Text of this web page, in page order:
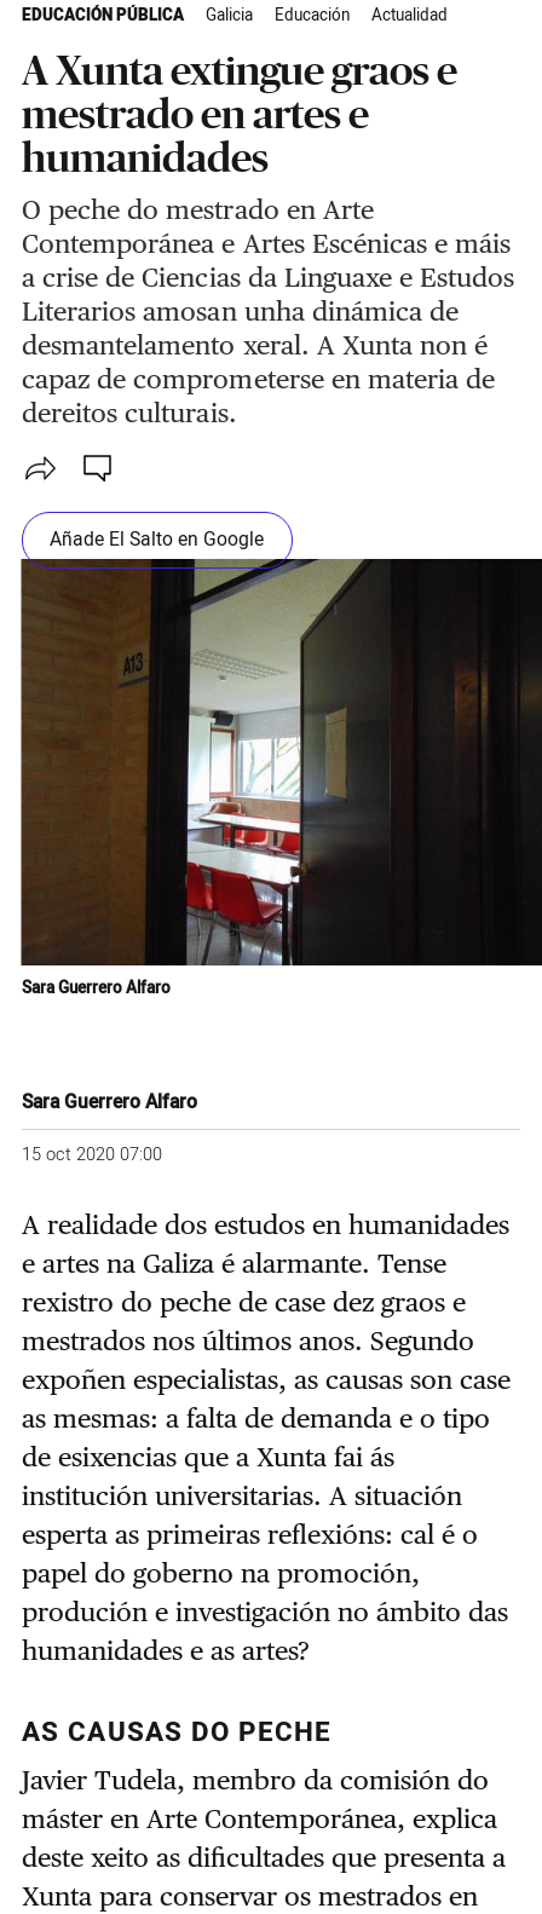
EDUCACIÓN PÚBLICA Galicia Educación Actualidad
A Xunta extingue graos e
mestrado en artes e
humanidades
O peche do mestrado en Arte
Contemporánea e Artes Escénicas e máis
a crise de Ciencias da Linguaxe e Estudos
Literarios amosan unha dinámica de
desmantelamento xeral. A Xunta non é
capaz de comprometerse en materia de
dereitos culturais.
Añade El Salto en Google
Sara Guerrero Alfaro
Sara Guerrero Alfaro
15 oct 2020 07:00
A realidade dos estudos en humanidades
e artes na Galiza é alarmante. Tense
rexistro do peche de case dez graos e
mestrados nos últimos anos. Segundo
expoñen especialistas, as causas son case
as mesmas: a falta de demanda e o tipo
de esixencias que a Xunta fai ás
institución universitarias. A situación
esperta as primeiras reflexións: cal é o
papel do goberno na promoción,
produción e investigación no ámbito das
humanidades e as artes?
AS CAUSAS DO PECHE
Javier Tudela, membro da comisión do
máster en Arte Contemporánea, explica
deste xeito as dificultades que presenta a
Xunta para conservar os mestrados en